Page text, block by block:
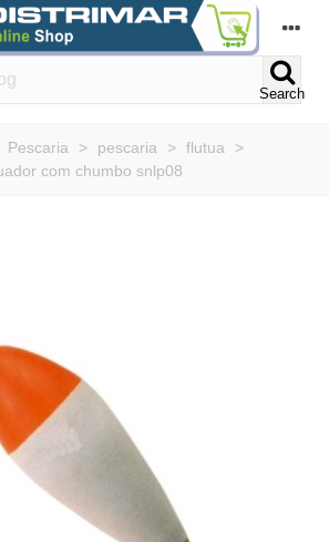
Search
Pescaria > pescaria > flutua
>
com chumbo snlp08